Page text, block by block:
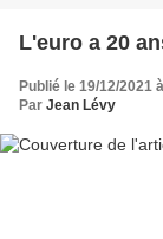
Publié le 19/12/2021
Par Jean Lévy